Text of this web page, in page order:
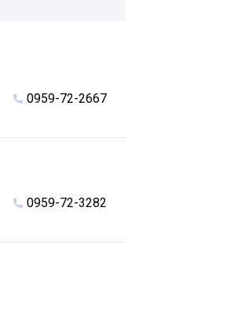
0959-72-2667
0959-72-3282